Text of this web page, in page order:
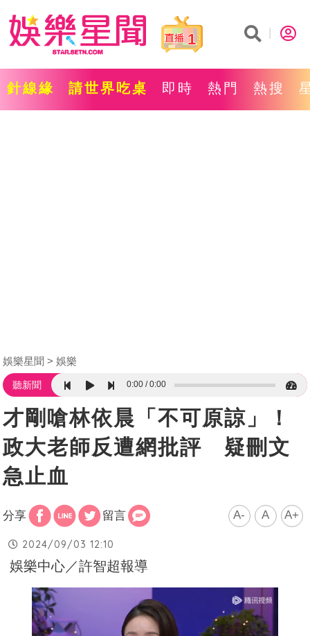
1
針線緣 請世界吃桌 即時 熱門 熱搜
娛樂星聞 娛樂
聽新聞 0:00 0:00
才剛嗆林依晨「不可原諒」！
政大老師反遭網批評 疑刪文
急止血
分享 留言 A- A A+
2024/09/03 12:10
娛樂中心／許智超報導